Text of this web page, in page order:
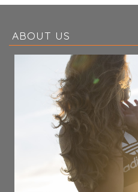
ABOUT US